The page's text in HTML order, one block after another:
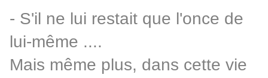
- S'il ne lui restait que l'once de
lui-même ....
Mais même plus, dans cette vie